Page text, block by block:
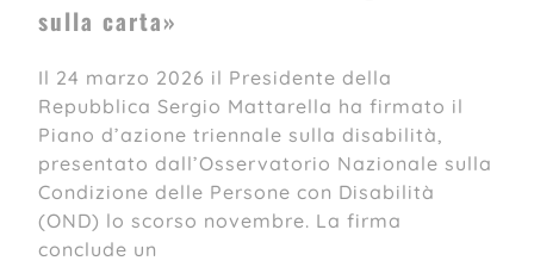
sulla carta»
Il 24 marzo 2026 il Presidente della
Repubblica Sergio Mattarella ha firmato il
Piano d’azione triennale sulla disabilità,
presentato dall’Osservatorio Nazionale sulla
Condizione delle Persone con Disabilità
(OND) lo scorso novembre. La firma
conclude un